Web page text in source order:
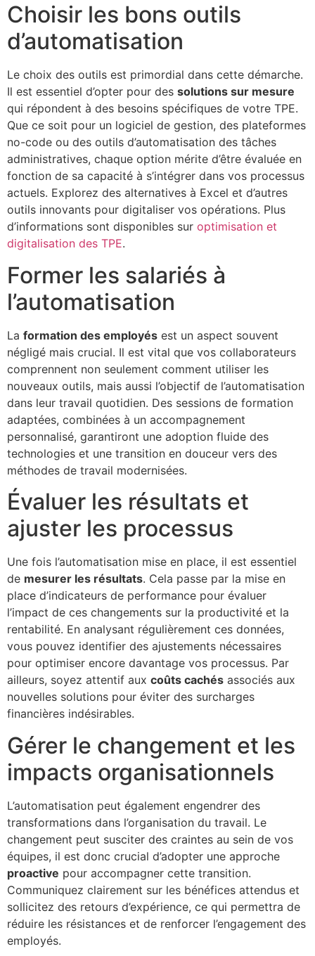
Choisir les bons outils
d’automatisation
Le choix des outils est primordial dans cette démarche.
Il est essentiel d’opter pour des solutions sur mesure
qui répondent à des besoins spécifiques de votre TPE.
Que ce soit pour un logiciel de gestion, des plateformes
no-code ou des outils d’automatisation des tâches
administratives, chaque option mérite d’être évaluée en
fonction de sa capacité à s’intégrer dans vos processus
actuels. Explorez des alternatives à Excel et d’autres
outils innovants pour digitaliser vos opérations. Plus
d’informations sont disponibles sur optimisation et
digitalisation des TPE.
Former les salariés à
l’automatisation
La formation des employés est un aspect souvent
négligé mais crucial. Il est vital que vos collaborateurs
comprennent non seulement comment utiliser les
nouveaux outils, mais aussi l’objectif de l’automatisation
dans leur travail quotidien. Des sessions de formation
adaptées, combinées à un accompagnement
personnalisé, garantiront une adoption fluide des
technologies et une transition en douceur vers des
méthodes de travail modernisées.
Évaluer les résultats et
ajuster les processus
Une fois l’automatisation mise en place, il est essentiel
de mesurer les résultats. Cela passe par la mise en
place d’indicateurs de performance pour évaluer
l’impact de ces changements sur la productivité et la
rentabilité. En analysant régulièrement ces données,
vous pouvez identifier des ajustements nécessaires
pour optimiser encore davantage vos processus. Par
ailleurs, soyez attentif aux coûts cachés associés aux
nouvelles solutions pour éviter des surcharges
financières indésirables.
Gérer le changement et les
impacts organisationnels
L’automatisation peut également engendrer des
transformations dans l’organisation du travail. Le
changement peut susciter des craintes au sein de vos
équipes, il est donc crucial d’adopter une approche
proactive pour accompagner cette transition.
Communiquez clairement sur les bénéfices attendus et
sollicitez des retours d’expérience, ce qui permettra de
réduire les résistances et de renforcer l’engagement des
employés.